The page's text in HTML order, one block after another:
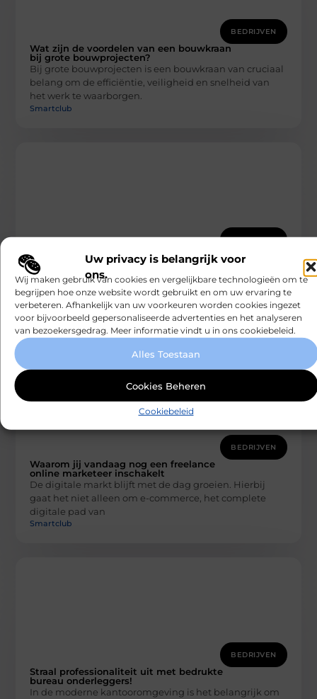
Uw privacy is belangrijk voor
ons.
Wij maken gebruik van cookies en vergelijkbare technologieën om te
begrijpen hoe onze website wordt gebruikt en om uw ervaring te
verbeteren. Afhankelijk van uw voorkeuren worden cookies ingezet
voor bijvoorbeeld gepersonaliseerde advertenties en het analyseren
van bezoekersgedrag. Meer informatie vindt u in ons cookiebeleid.
Alles Toestaan
Cookies Beheren
Cookiebeleid
BEDRIJVEN
Wat zijn de voordelen van een bouwkraan
bij grote bouwprojecten?
Bij grote bouwprojecten is een bouwkraan van cruciaal
belang om de efficiëntie, veiligheid en snelheid van
het werk te waarborgen.
Smartclub
BEDRIJVEN
Kwaliteitsbekers
Kwaliteitsbekers: De Ideale Keuze voor Elk Bedrijf Als
het gaat om het versterken van uw merk, zijn er tal van
Smartclub
BEDRIJVEN
Waarom jij vandaag nog een freelance
online marketeer inschakelt
De digitale markt blijft met de dag groeien. Hierbij
gaat het niet alleen om e-commerce, het complete
digitale pad van
Smartclub
BEDRIJVEN
Straal professionaliteit uit met bedrukte
bureau onderleggers!
In de moderne kantooromgeving is het belangrijk om